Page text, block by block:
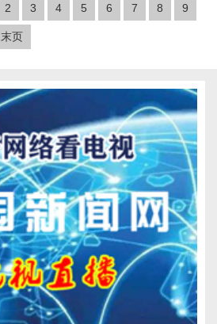
2 3 4 5 6 7 8 9
末页